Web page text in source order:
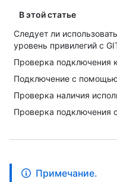
В этой статье
Следует ли
уровень привилегий с
Проверка подключения
Подключение с
Проверка наличия
Проверка подключения
Примечание.